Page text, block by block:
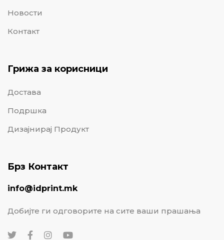
Новости
Контакт
Грижа за корисници
Достава
Подршка
Дизајнирај Продукт
Брз Контакт
info@idprint.mk
Добијте ги одговорите на сите ваши прашања